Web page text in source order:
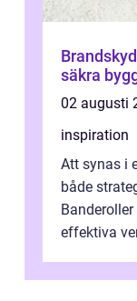
Brandskydd i
säkra
02 augusti
inspiration
Att synas i
både
effektiva